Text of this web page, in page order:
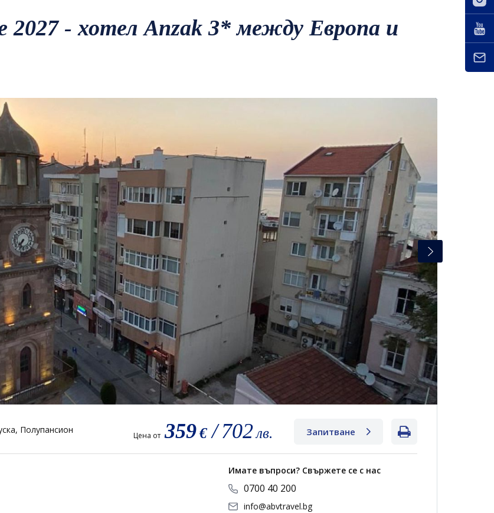
2027 - хотел Anzak 3* между Европа и
Полупансион
Цена от 359€ /702лв. Запитване
Имате въпроси? Свържете се с нас
0700 40 200
info@abvtravel.bg